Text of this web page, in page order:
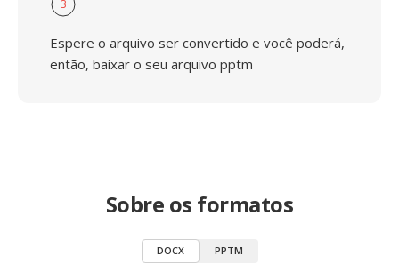
3
Espere o arquivo ser convertido e você poderá,
então, baixar o seu arquivo pptm
Sobre os formatos
DOCX PPTM